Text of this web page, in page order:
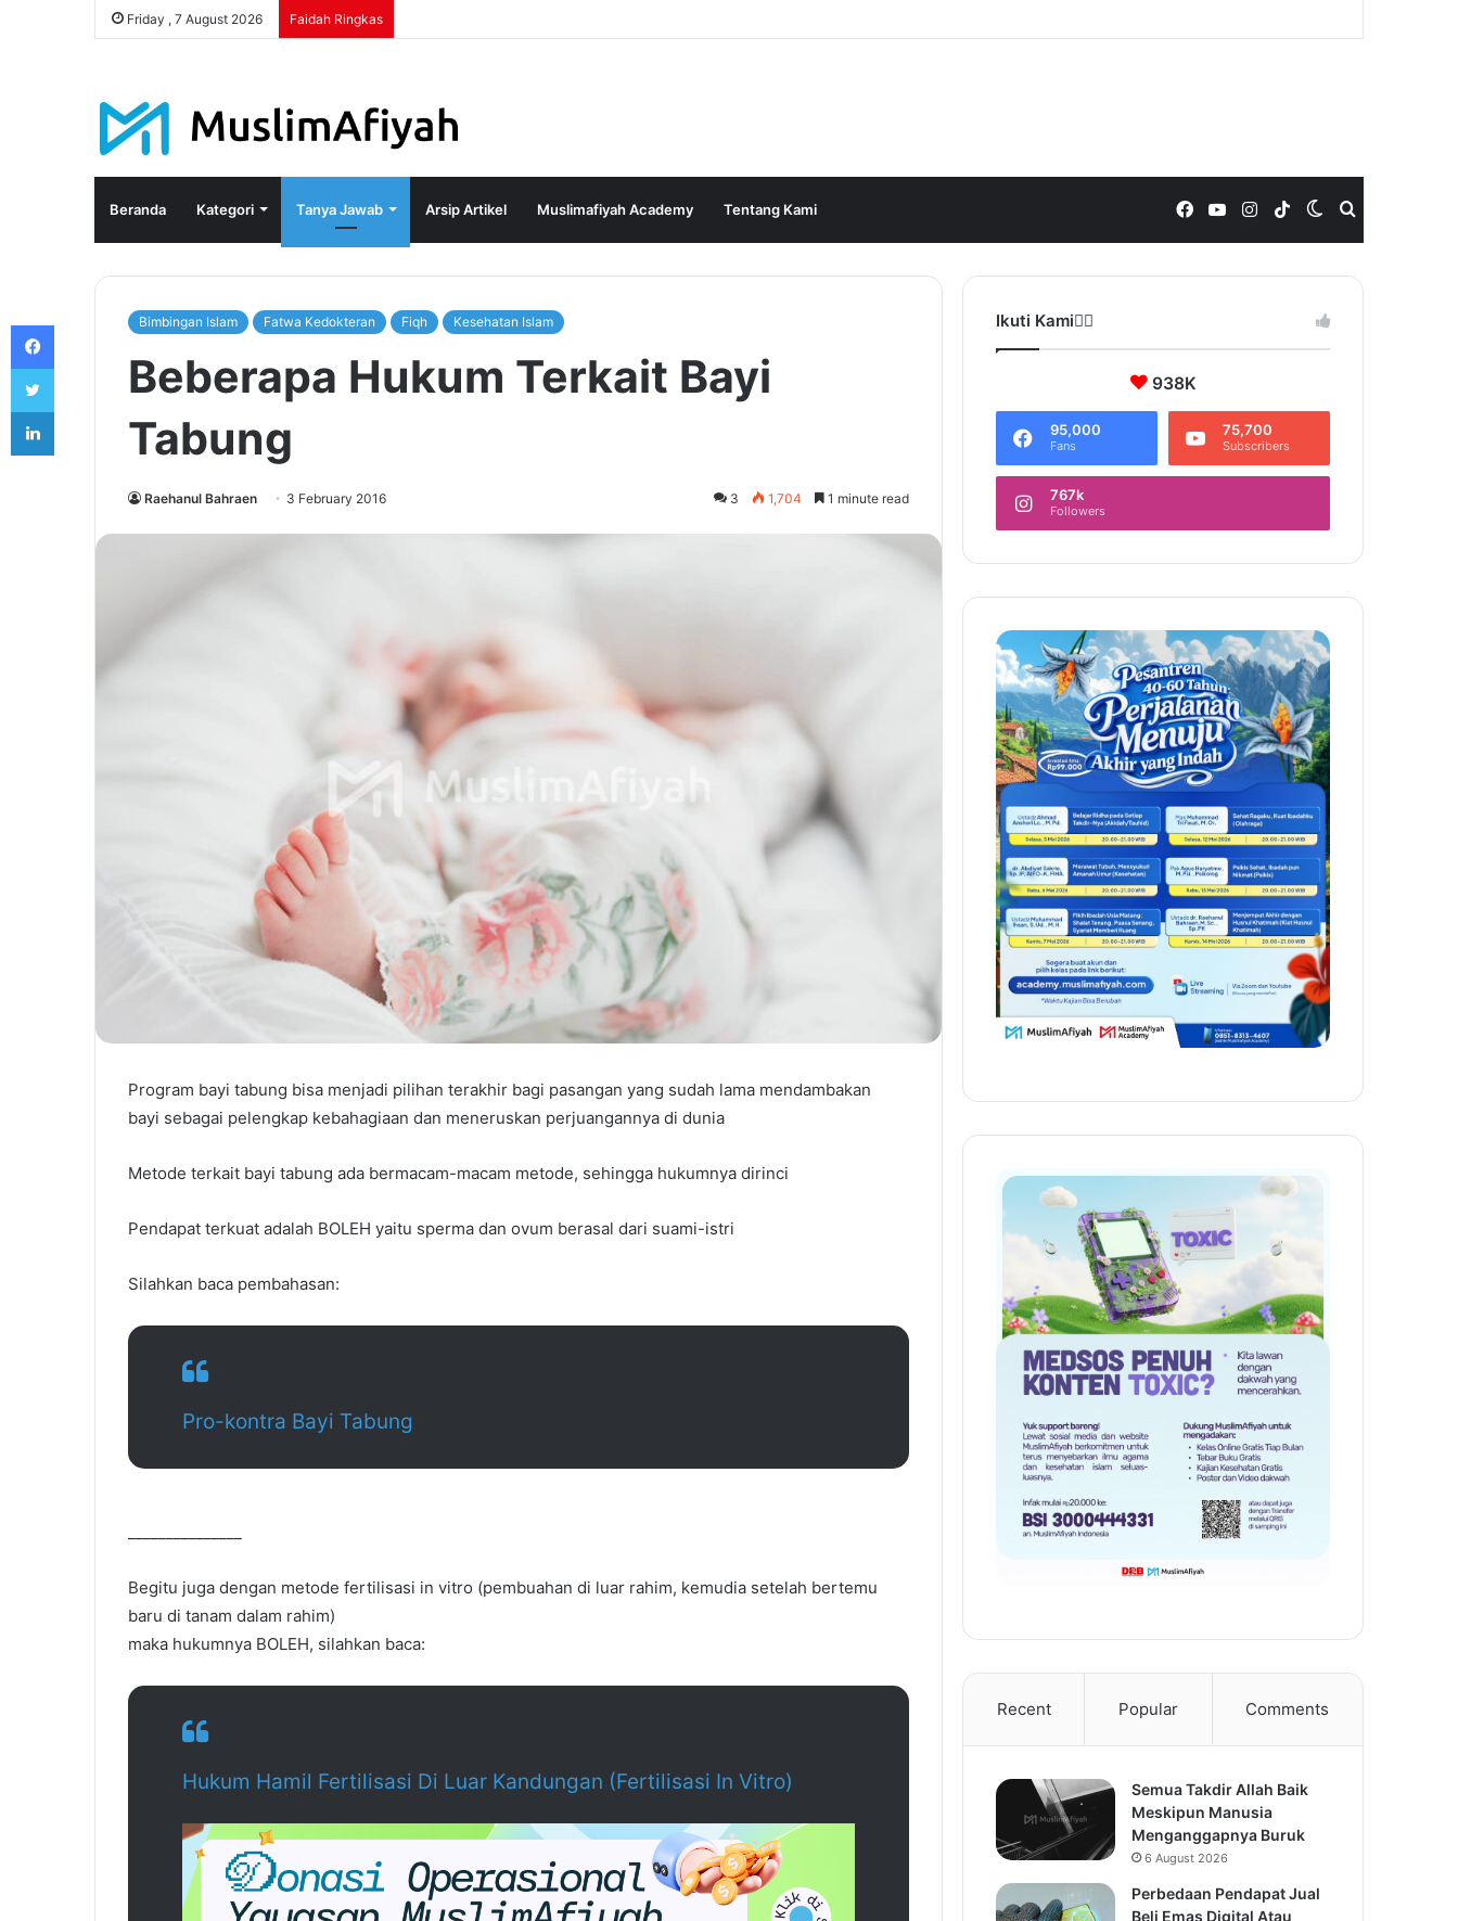
Friday , 7 August 2026 Faidah Ringkas
Beranda Kategori Tanya Jawab Arsip Artikel Muslimafiyah Academy Tentang Kami Switch
skin
TikTok
Instagram
YouTube
Facebook
Bimbingan Islam Fatwa Kedokteran Fiqh Kesehatan Islam
Beberapa Hukum Terkait Bayi
Tabung
Raehanul Bahraen 3 February 2016 3 1,704 1 minute read
Program bayi tabung bisa menjadi pilihan terakhir bagi pasangan yang sudah lama mendambakan
bayi sebagai pelengkap kebahagiaan dan meneruskan perjuangannya di dunia
Metode terkait bayi tabung ada bermacam-macam metode, sehingga hukumnya dirinci
Pendapat terkuat adalah BOLEH yaitu sperma dan ovum berasal dari suami-istri
Silahkan baca pembahasan:
Pro-kontra Bayi Tabung
Begitu juga dengan metode fertilisasi in vitro (pembuahan di luar rahim, kemudia setelah bertemu
baru di tanam dalam rahim)
maka hukumnya BOLEH, silahkan baca:
Hukum Hamil Fertilisasi Di Luar Kandungan (Fertilisasi In Vitro)
Ikuti Kami❤️‍🔥
938K
95,000
Fans
75,700
Subscribers
767k
Followers
Recent Popular Comments
Semua Takdir Allah Baik
Meskipun Manusia
Menganggapnya Buruk
6 August 2026
Perbedaan Pendapat Jual
Beli Emas Digital Atau
Facebook
Twitter
LinkedIn